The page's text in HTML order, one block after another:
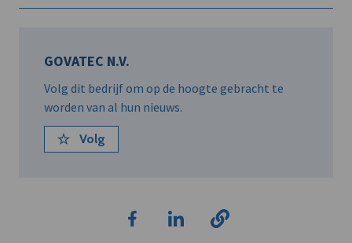
GOVATEC N.V.
Volg dit bedrijf om op de hoogte gebracht te
worden van al hun nieuws.
Volg